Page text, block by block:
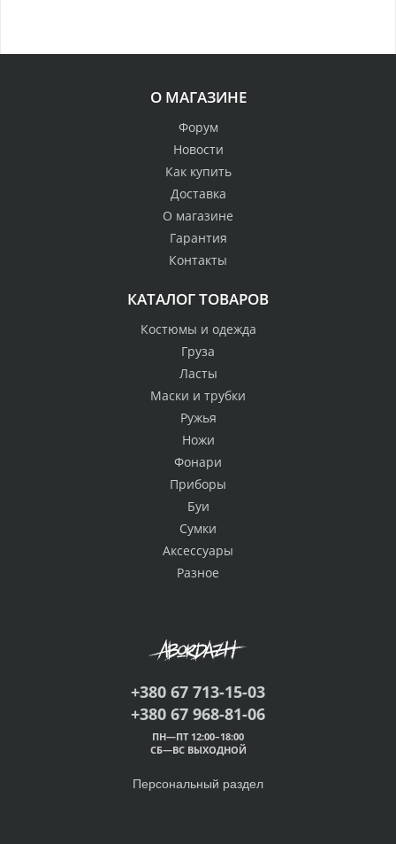
О МАГАЗИНЕ
Форум
Новости
Как купить
Доставка
О магазине
Гарантия
Контакты
КАТАЛОГ ТОВАРОВ
Костюмы и одежда
Груза
Ласты
Маски и трубки
Ружья
Ножи
Фонари
Приборы
Буи
Сумки
Аксессуары
Разное
+380 67 713-15-03
+380 67 968-81-06
ПН—ПТ 12:00–18:00
СБ—ВС ВЫХОДНОЙ
Персональный раздел